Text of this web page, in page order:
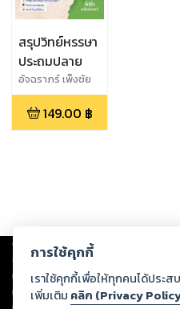
สรุปวิทย์หรรษา
ประถมปลาย
อัจฉราภร์ เพ็งชัย
เจริญ (พี่เอิร์จ
มหิดลติวเตอร์)
149.00 ฿
Copyright © 2026
ต่อผลงานหรือเนื้อหาใดที่อัปโหลดผ่านเว็
ทรัพย์สินทางปัญญาของบุคคลอื่นหรือขั
ทุกท่านโปรดใช้วิจารณญาณในการกลั่น
การใช้คุกกี้
เราใช้คุกกี้เพื่อให้ทุกคนได้ประ
เพิ่มเติม คลิก (Privacy